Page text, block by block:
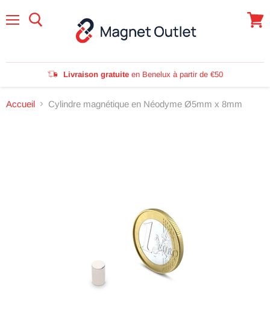
Livraison gratuite en Benelux à partir de €50
Accueil Cylindre magnétique en Néodyme Ø5mm x 8mm